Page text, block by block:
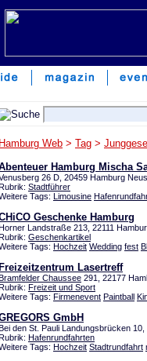
Hamburg Web > Tag >
Hamburg Mischa
26 D, 20459 Hamburg
Stadtführer
Tags: Limousine
Geschenke Hamburg
Landstraße 213, 22111
Geschenkartikel
Tags: Hochzeit Wedding fest
Freizeitzentrum Lasertreff
Chaussee 291, 22177
Freizeit und Sport
Tags: Firmenevent Paintball
GmbH
den St. Pauli Landungsbrücken
Hafenrundfahrten
Tags: Hochzeit Stadtrundfahrt